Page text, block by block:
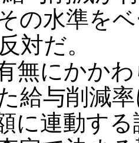
の水準を
対だ。
無にかか
給与削減
に連動す